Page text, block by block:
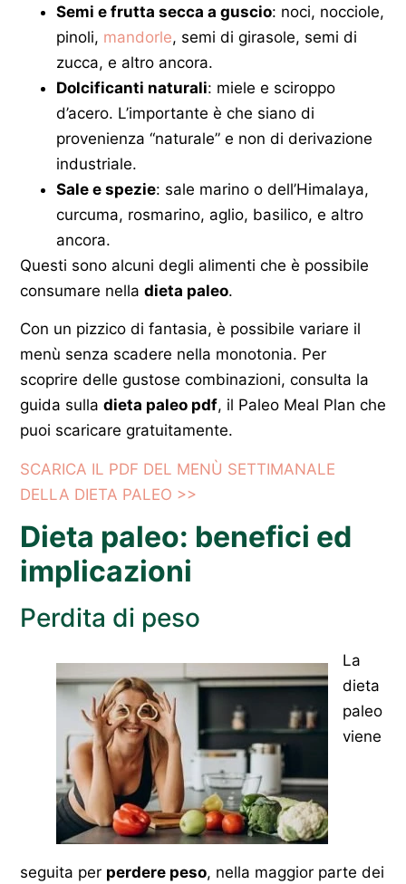
Semi e frutta secca a guscio: noci, nocciole,
pinoli, mandorle, semi di girasole, semi di
zucca, e altro ancora.
Dolcificanti naturali: miele e sciroppo
d’acero. L’importante è che siano di
provenienza “naturale” e non di derivazione
industriale.
Sale e spezie: sale marino o dell’Himalaya,
curcuma, rosmarino, aglio, basilico, e altro
ancora.
Questi sono alcuni degli alimenti che è possibile
consumare nella dieta paleo.
Con un pizzico di fantasia, è possibile variare il
menù senza scadere nella monotonia. Per
scoprire delle gustose combinazioni, consulta la
guida sulla dieta paleo pdf, il Paleo Meal Plan che
puoi scaricare gratuitamente.
SCARICA IL PDF DEL MENÙ SETTIMANALE
DELLA DIETA PALEO >>
Dieta paleo: benefici ed
implicazioni
Perdita di peso
La
dieta
paleo
viene
seguita per perdere peso, nella maggior parte dei